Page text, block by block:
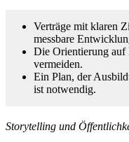
Verträge mit klaren
messbare
Die Orientierung auf
vermeiden.
Ein Plan, der
ist notwendig.
Storytelling und